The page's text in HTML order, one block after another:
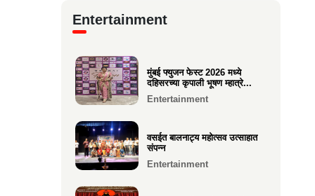
आगाशीच्या डॉ. सौ. स्नेहल निनाद
१२ वी CET परीक्षेत सुप्रिया पराग
Entertainment
मुंबई फ्युजन फेस्ट 2026 मध्ये
दहिसरच्या कृपाली भूषण म्हात्रे...
Entertainment
वसईत बालनाट्य महोत्सव उत्साहात
संपन्न
Entertainment